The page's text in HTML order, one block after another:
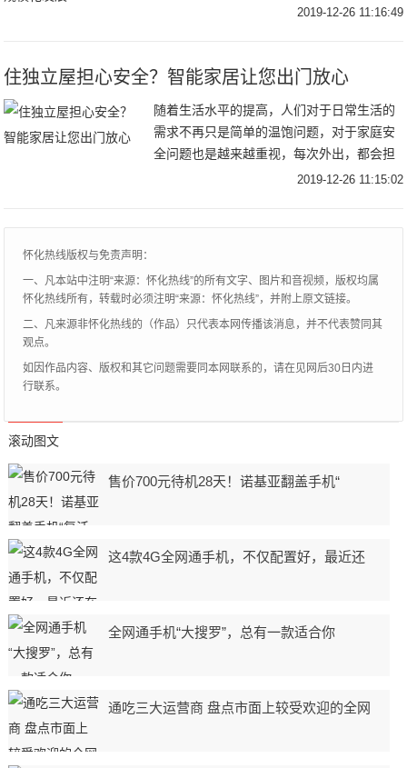
能家居市场从孕育萌芽阶段过渡到初期爆发
2019-12-26 11:16:49
住独立屋担心安全？智能家居让您出门放心
随着生活水平的提高，人们对于日常生活的
需求不再只是简单的温饱问题，对于家庭安
全问题也是越来越重视，每次外出，都会担
心家里的安全问题，担心家里的水电燃气没
2019-12-26 11:15:02
怀化热线版权与免责声明：
一、凡本站中注明“来源：怀化热线”的所有文字、图片和音视频，版权均属
怀化热线所有，转载时必须注明“来源：怀化热线”，并附上原文链接。
二、凡来源非怀化热线的（作品）只代表本网传播该消息，并不代表赞同其
观点。
如因作品内容、版权和其它问题需要同本网联系的，请在见网后30日内进
行联系。
滚动图文
售价700元待机28天！诺基亚翻盖手机“
这4款4G全网通手机，不仅配置好，最近还
全网通手机“大搜罗”，总有一款适合你
通吃三大运营商 盘点市面上较受欢迎的全网